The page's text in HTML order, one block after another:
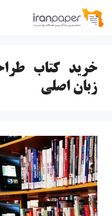
پرش
خرید کتاب
زبان اصلی